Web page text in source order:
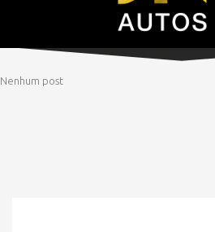
Nenhum post